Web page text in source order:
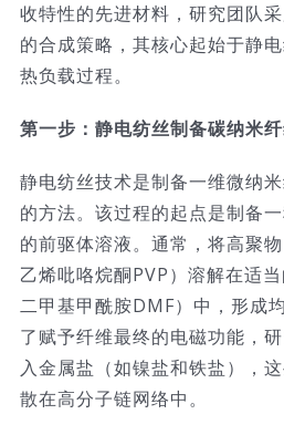
技术服务
公司新闻
收特性的先进材料，研究团队
的合成策略，其核心起始于静
热负载过程。
第一步：静电纺丝制备碳纳米
静电纺丝技术是制备一维微纳
的方法。该过程的起点是制备
的前驱体溶液。通常，将高聚
乙烯吡咯烷酮PVP）溶解在适
二甲基甲酰胺DMF）中，形成
了赋予纤维最终的电磁功能，
入金属盐（如镍盐和铁盐），
散在高分子链网络中。